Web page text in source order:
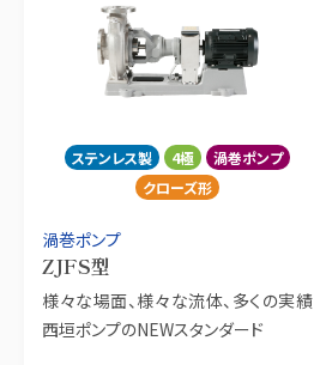
ステンレス製 4極
渦巻ポンプ
クローズ形
渦巻ポンプ
ZJFS型
様々な場面、様々な流体、多くの実績
西垣ポンプのNEWスタンダード